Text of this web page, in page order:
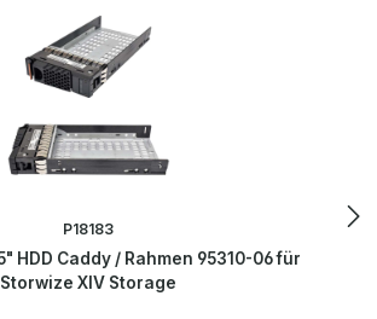
P18183
HDD Caddy / Rahmen 95310-06 für
Storwize XIV Storage